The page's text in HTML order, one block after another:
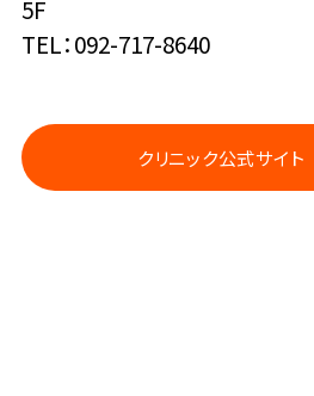
5F
TEL：092-717-8640
クリニック公式サイト